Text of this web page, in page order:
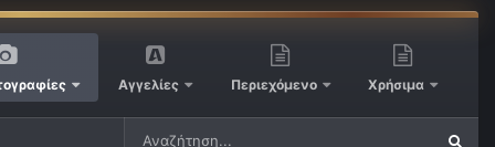
Αγγελίες Περιεχόμενο Χρήσιμα